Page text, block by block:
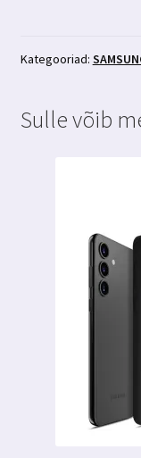
privaatsusfiltriga
Silky
Kategooriad:
Sulle võib